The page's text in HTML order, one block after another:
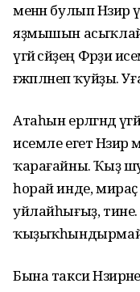
менән булып Нәзирә
яҙмышын асыҡлай
үгәй әсәйҙең
ғәжәпләнеп ҡуйҙы.
Атаһын ерләгәндә
исемле егет
ҡарағайны. Ҡыҙ
һорай инде, мираҫ
уйлайһығыҙ, тине.
ҡыҙыҡһындырмай,
Бына такси